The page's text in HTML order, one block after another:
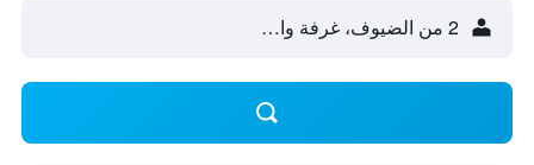
2 من الضيوف، غرفة واحدة